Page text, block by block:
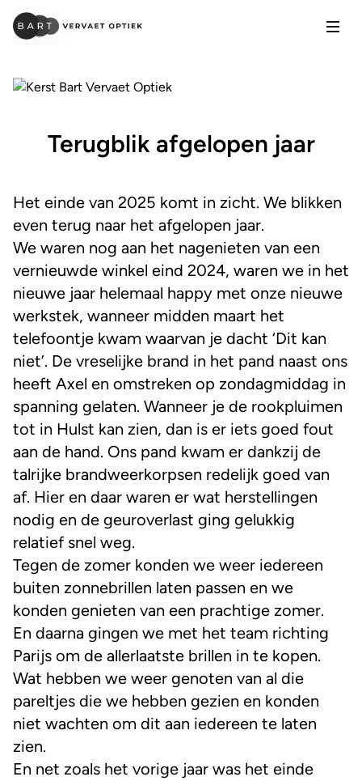
Terugblik afgelopen jaar
Het einde van 2025 komt in zicht. We blikken
even terug naar het afgelopen jaar.
We waren nog aan het nagenieten van een
vernieuwde winkel eind 2024, waren we in het
nieuwe jaar helemaal happy met onze nieuwe
werkstek, wanneer midden maart het
telefoontje kwam waarvan je dacht ‘Dit kan
niet’. De vreselijke brand in het pand naast ons
heeft Axel en omstreken op zondagmiddag in
spanning gelaten. Wanneer je de rookpluimen
tot in Hulst kan zien, dan is er iets goed fout
aan de hand. Ons pand kwam er dankzij de
talrijke brandweerkorpsen redelijk goed van
af. Hier en daar waren er wat herstellingen
nodig en de geuroverlast ging gelukkig
relatief snel weg.
Tegen de zomer konden we weer iedereen
buiten zonnebrillen laten passen en we
konden genieten van een prachtige zomer.
En daarna gingen we met het team richting
Parijs om de allerlaatste brillen in te kopen.
Wat hebben we weer genoten van al die
pareltjes die we hebben gezien en konden
niet wachten om dit aan iedereen te laten
zien.
En net zoals het vorige jaar was het einde